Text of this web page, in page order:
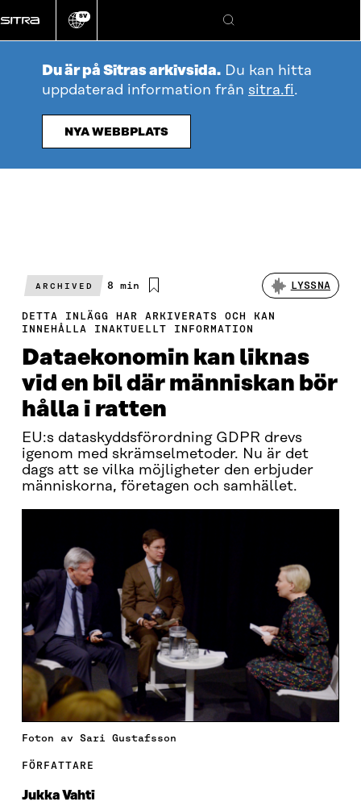
direkt
till
Ändra
språk
SV
Sök
Du är på Sitras arkivsida. Du kan hitta
uppdaterad information från sitra.fi.
NYA WEBBPLATS
ARCHIVED
Beräknad
8 min LYSSNA
DETTA INLÄGG HAR ARKIVERATS OCH KAN
INNEHÅLLA INAKTUELLT INFORMATION
Dataekonomin kan liknas
vid en bil där människan bör
hålla i ratten
EU:s dataskyddsförordning GDPR drevs
igenom med skrämselmetoder. Nu är det
dags att se vilka möjligheter den erbjuder
människorna, företagen och samhället.
Foton av Sari Gustafsson
FÖRFATTARE
Jukka Vahti